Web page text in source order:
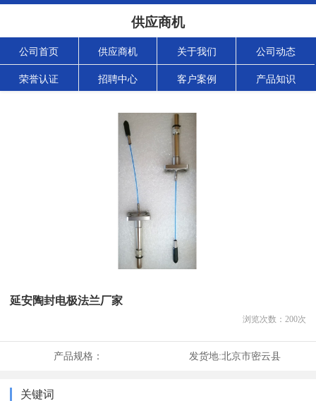
供应商机
公司首页 供应商机 关于我们 公司动态
荣誉认证 招聘中心 客户案例 产品知识
延安陶封电极法兰厂家
浏览次数： 200次
产品规格： 发货地:北京市密云县
关键词